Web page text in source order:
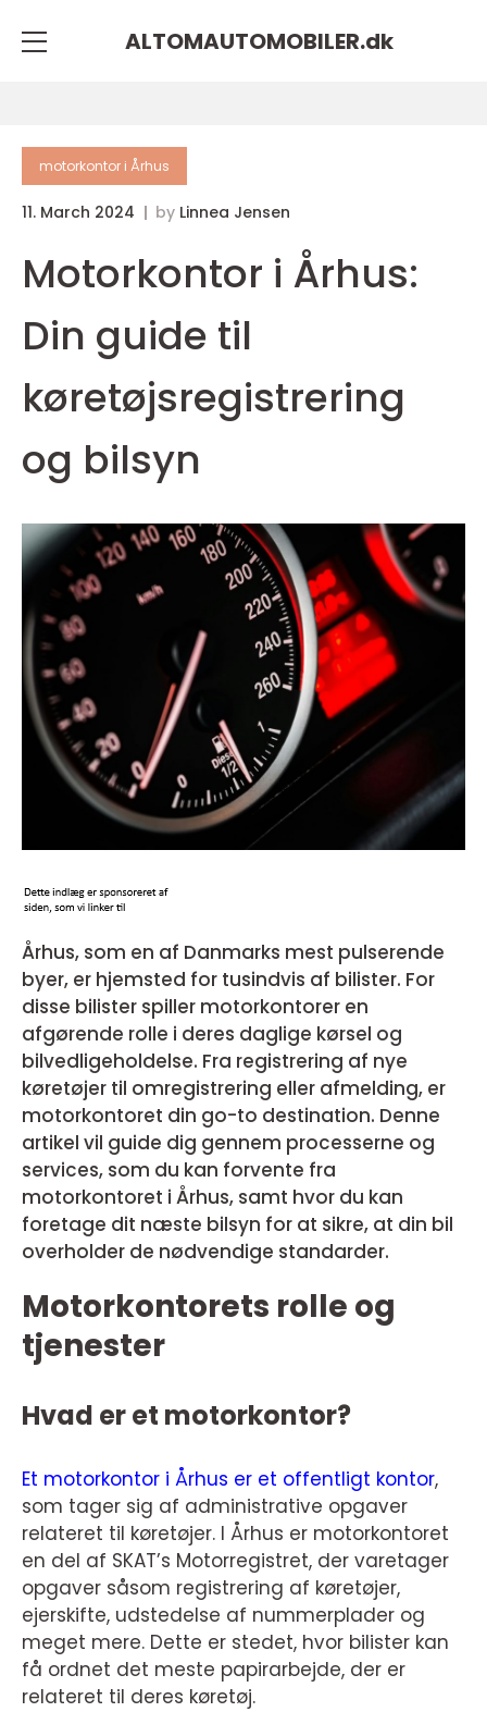
ALTOMAUTOMOBILER.dk
motorkontor i Århus
11. March 2024 by Linnea Jensen
Motorkontor i Århus:
Din guide til
køretøjsregistrering
og bilsyn
Århus, som en af Danmarks mest pulserende
byer, er hjemsted for tusindvis af bilister. For
disse bilister spiller motorkontorer en
afgørende rolle i deres daglige kørsel og
bilvedligeholdelse. Fra registrering af nye
køretøjer til omregistrering eller afmelding, er
motorkontoret din go-to destination. Denne
artikel vil guide dig gennem processerne og
services, som du kan forvente fra
motorkontoret i Århus, samt hvor du kan
foretage dit næste bilsyn for at sikre, at din bil
overholder de nødvendige standarder.
Motorkontorets rolle og
tjenester
Hvad er et motorkontor?
Et motorkontor i Århus er et offentligt kontor,
som tager sig af administrative opgaver
relateret til køretøjer. I Århus er motorkontoret
en del af SKAT’s Motorregistret, der varetager
opgaver såsom registrering af køretøjer,
ejerskifte, udstedelse af nummerplader og
meget mere. Dette er stedet, hvor bilister kan
få ordnet det meste papirarbejde, der er
relateret til deres køretøj.